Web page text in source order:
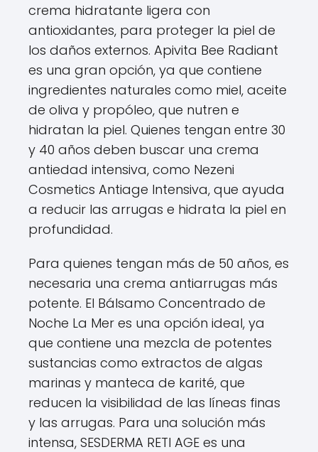
crema hidratante ligera con
antioxidantes, para proteger la piel de
los daños externos. Apivita Bee Radiant
es una gran opción, ya que contiene
ingredientes naturales como miel, aceite
de oliva y propóleo, que nutren e
hidratan la piel. Quienes tengan entre 30
y 40 años deben buscar una crema
antiedad intensiva, como Nezeni
Cosmetics Antiage Intensiva, que ayuda
a reducir las arrugas e hidrata la piel en
profundidad.
Para quienes tengan más de 50 años, es
necesaria una crema antiarrugas más
potente. El Bálsamo Concentrado de
Noche La Mer es una opción ideal, ya
que contiene una mezcla de potentes
sustancias como extractos de algas
marinas y manteca de karité, que
reducen la visibilidad de las líneas finas
y las arrugas. Para una solución más
intensa, SESDERMA RETI AGE es una